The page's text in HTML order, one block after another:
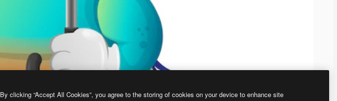
By clicking “Accept All Cookies”, you agree to the storing of cookies on your device to enhance site